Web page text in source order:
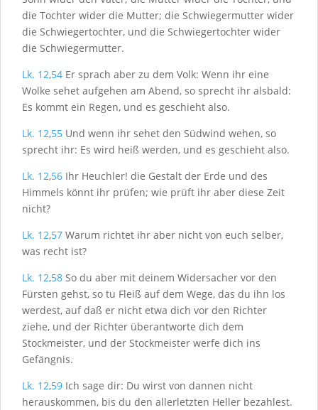
die Tochter wider die Mutter; die Schwiegermutter wider
die Schwiegertochter, und die Schwiegertochter wider
die Schwiegermutter.
Lk. 12,54 Er sprach aber zu dem Volk: Wenn ihr eine
Wolke sehet aufgehen am Abend, so sprecht ihr alsbald:
Es kommt ein Regen, und es geschieht also.
Lk. 12,55 Und wenn ihr sehet den Südwind wehen, so
sprecht ihr: Es wird heiß werden, und es geschieht also.
Lk. 12,56 Ihr Heuchler! die Gestalt der Erde und des
Himmels könnt ihr prüfen; wie prüft ihr aber diese Zeit
nicht?
Lk. 12,57 Warum richtet ihr aber nicht von euch selber,
was recht ist?
Lk. 12,58 So du aber mit deinem Widersacher vor den
Fürsten gehst, so tu Fleiß auf dem Wege, das du ihn los
werdest, auf daß er nicht etwa dich vor den Richter
ziehe, und der Richter überantworte dich dem
Stockmeister, und der Stockmeister werfe dich ins
Gefängnis.
Lk. 12,59 Ich sage dir: Du wirst von dannen nicht
herauskommen, bis du den allerletzten Heller bezahlest.